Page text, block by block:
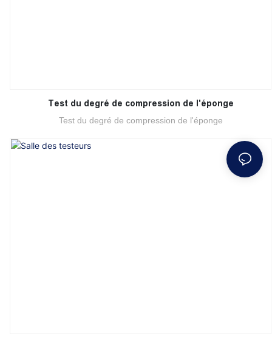
Test du degré de compression de l'éponge
Test du degré de compression de l'éponge